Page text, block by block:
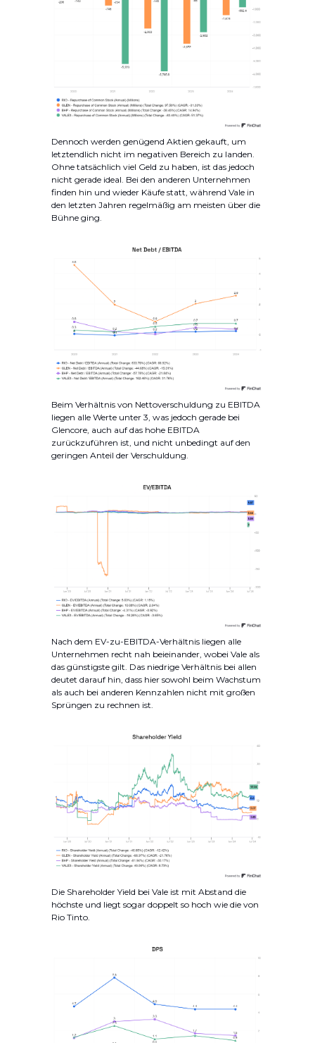
Dennoch werden genügend Aktien gekauft, um
letztendlich nicht im negativen Bereich zu landen.
Ohne tatsächlich viel Geld zu haben, ist das jedoch
nicht gerade ideal. Bei den anderen Unternehmen
finden hin und wieder Käufe statt, während Vale in
den letzten Jahren regelmäßig am meisten über die
Bühne ging.
Beim Verhältnis von Nettoverschuldung zu EBITDA
liegen alle Werte unter 3, was jedoch gerade bei
Glencore, auch auf das hohe EBITDA
zurückzuführen ist, und nicht unbedingt auf den
geringen Anteil der Verschuldung.
Nach dem EV-zu-EBITDA-Verhältnis liegen alle
Unternehmen recht nah beieinander, wobei Vale als
das günstigste gilt. Das niedrige Verhältnis bei allen
deutet darauf hin, dass hier sowohl beim Wachstum
als auch bei anderen Kennzahlen nicht mit großen
Sprüngen zu rechnen ist.
Die Shareholder Yield bei Vale ist mit Abstand die
höchste und liegt sogar doppelt so hoch wie die von
Rio Tinto.